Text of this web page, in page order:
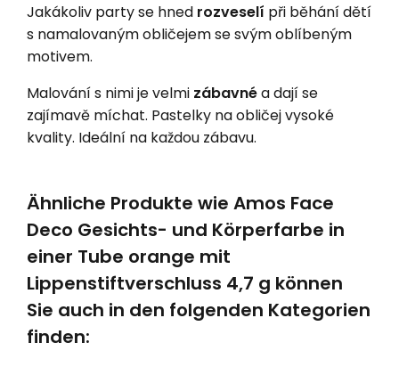
Jakákoliv party se hned rozveselí při běhání dětí
s namalovaným obličejem se svým oblíbeným
motivem.
Malování s nimi je velmi zábavnéa dají se
zajímavě míchat. Pastelky na obličej vysoké
kvality. Ideální na každou zábavu.
Ähnliche Produkte wie Amos Face
Deco Gesichts- und Körperfarbe in
einer Tube orange mit
Lippenstiftverschluss 4,7 g können
Sie auch in den folgenden Kategorien
finden: